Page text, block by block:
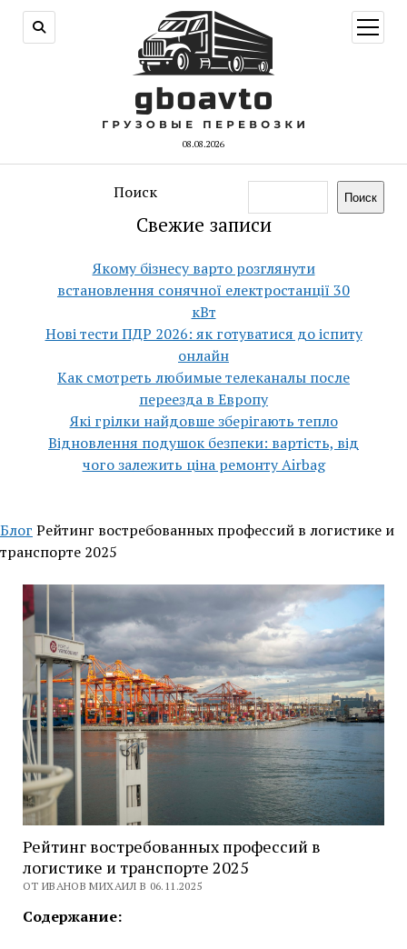
08.08.2026
меню
Поиск Поиск
Свежие записи
Якому бізнесу варто розглянути
встановлення сонячної електростанції 30
кВт
Нові тести ПДР 2026: як готуватися до іспиту
онлайн
Как смотреть любимые телеканалы после
переезда в Европу
Які грілки найдовше зберігають тепло
Відновлення подушок безпеки: вартість, від
чого залежить ціна ремонту Airbag
Блог Рейтинг востребованных профессий в логистике и
транспорте 2025
Рейтинг востребованных профессий в
логистике и транспорте 2025
ОТ ИВАНОВ МИХАИЛ В 06.11.2025
Содержание: